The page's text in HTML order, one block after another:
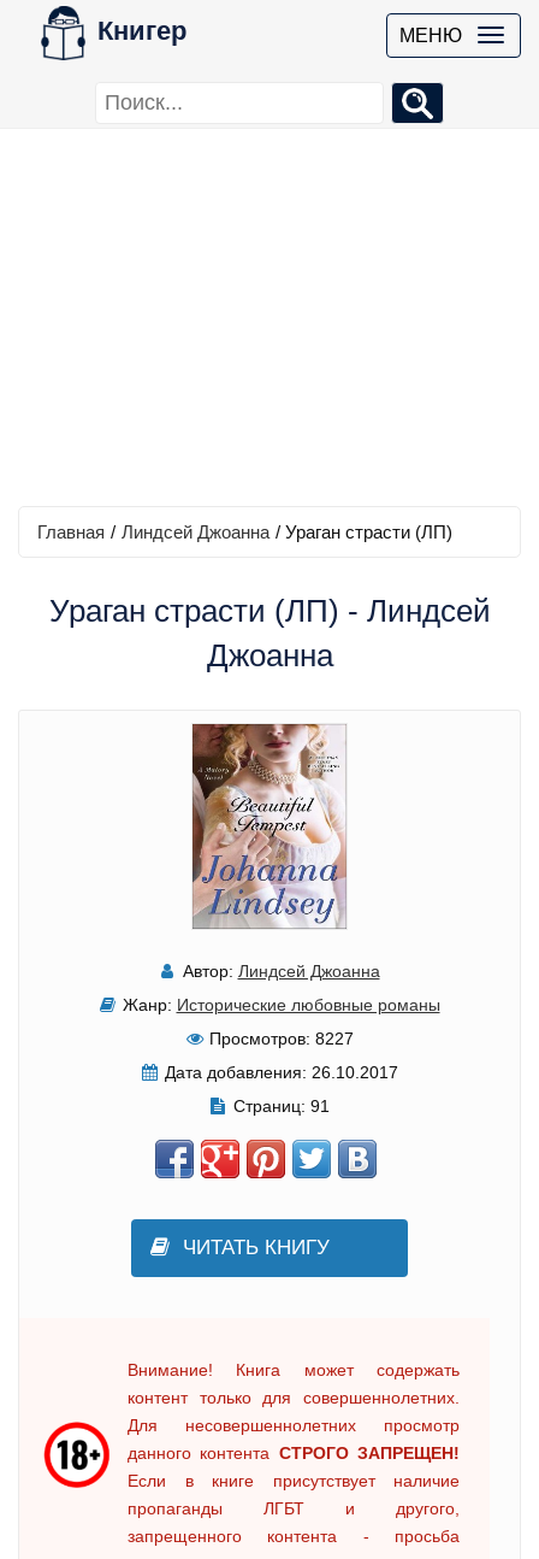
Книгер МЕНЮ
Главная / Линдсей Джоанна / Ураган страсти (ЛП)
Ураган страсти (ЛП) - Линдсей
Джоанна
Автор: Линдсей Джоанна
Жанр: Исторические любовные романы
Просмотров: 8227
Дата добавления: 26.10.2017
Страниц: 91
ЧИТАТЬ КНИГУ
Внимание! Книга может содержать
контент только для совершеннолетних.
Для несовершеннолетних просмотр
данного контента СТРОГО ЗАПРЕЩЕН!
Если в книге присутствует наличие
пропаганды ЛГБТ и другого,
запрещенного контента - просьба